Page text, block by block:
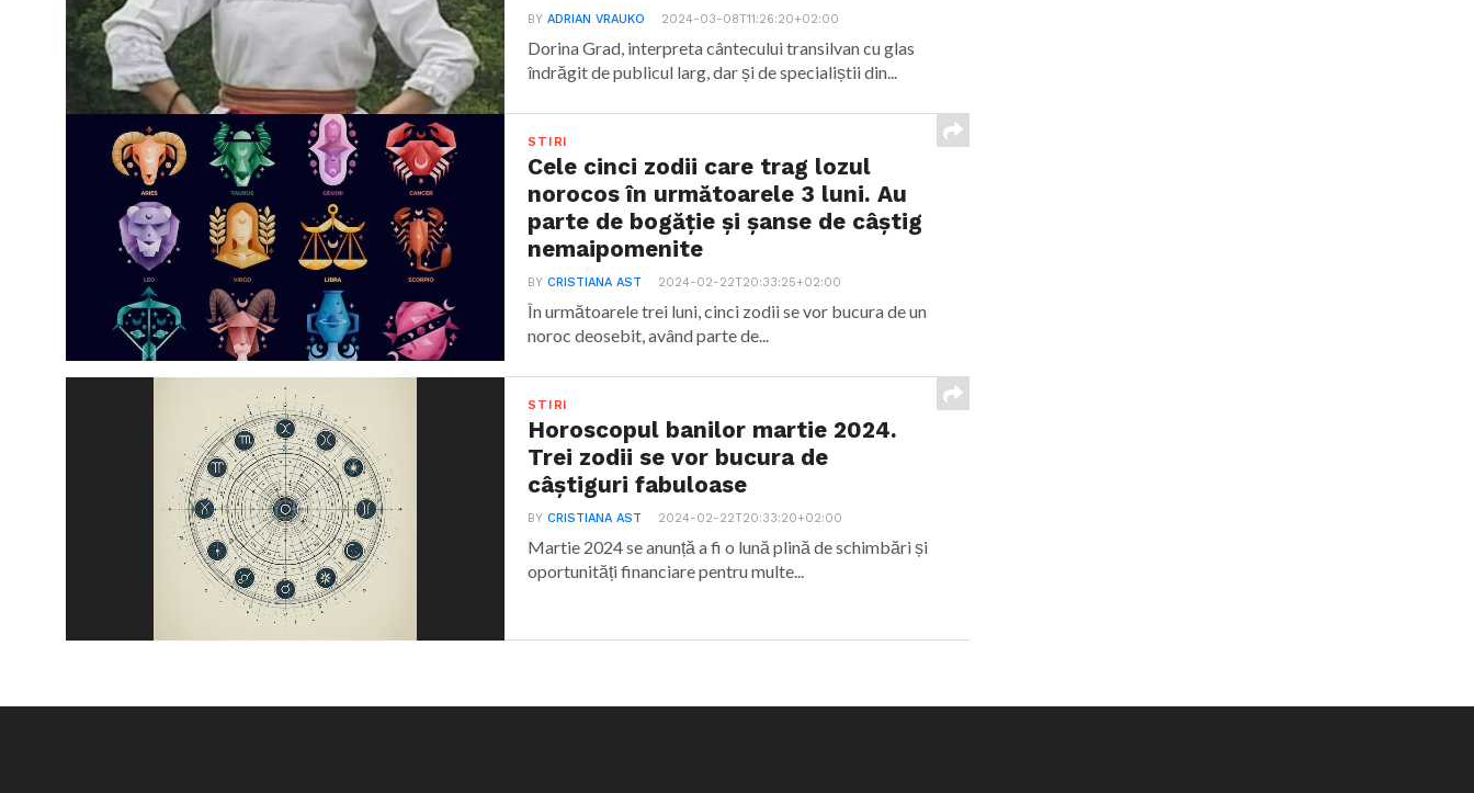
BYADRIAN VRAUKO 2024-03-08T11:26:20+02:00
Dorina Grad, interpreta cântecului transilvan cu glas
îndrăgit de publicul larg, dar și de specialiștii din...
STIRI
Cele cinci zodii care trag lozul
norocos în următoarele 3 luni. Au
parte de bogăție și șanse de câștig
nemaipomenite
BYCRISTIANA AST 2024-02-22T20:33:25+02:00
În următoarele trei luni, cinci zodii se vor bucura de un
noroc deosebit, având parte de...
STIRI
Horoscopul banilor martie 2024.
Trei zodii se vor bucura de
câștiguri fabuloase
BYCRISTIANA AST 2024-02-22T20:33:20+02:00
Martie 2024 se anunță a fi o lună plină de schimbări și
oportunități financiare pentru multe...